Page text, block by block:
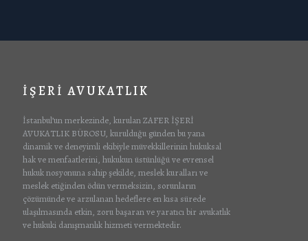
İŞERİ AVUKATLIK
İstanbul’un merkezinde, kurulan ZAFER İŞERİ
AVUKATLIK BÜROSU, kurulduğu günden bu yana
dinamik ve deneyimli ekibiyle müvekkillerinin hukuksal
hak ve menfaatlerini, hukukun üstünlüğü ve evrensel
hukuk nosyonuna sahip şekilde, meslek kuralları ve
meslek etiğinden ödün vermeksizin, sorunların
çözümünde ve arzulanan hedeflere en kısa sürede
ulaşılmasında etkin, zoru başaran ve yaratıcı bir avukatlık
ve hukuki danışmanlık hizmeti vermektedir.